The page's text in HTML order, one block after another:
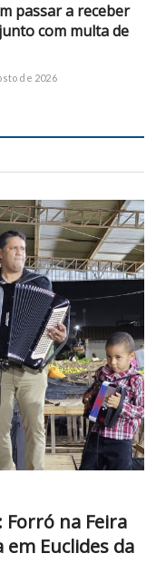
passar a receber
com multa de
de 2026
Forró na Feira
Euclides da